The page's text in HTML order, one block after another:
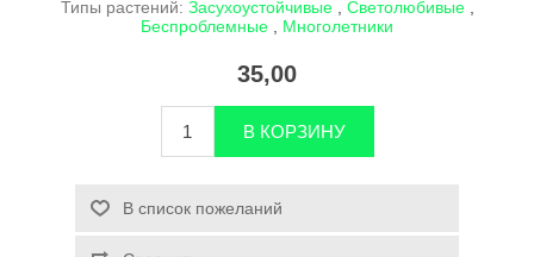
Типы растений: Засухоустойчивые Светолюбивые
Беспроблемные
Многолетники
35,00